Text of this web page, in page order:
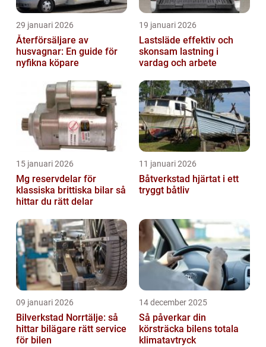
29 januari 2026
Återförsäljare av
husvagnar: En guide för
nyfikna köpare
19 januari 2026
Lastsläde effektiv och
skonsam lastning i
vardag och arbete
15 januari 2026
Mg reservdelar för
klassiska brittiska bilar så
hittar du rätt delar
11 januari 2026
Båtverkstad hjärtat i ett
tryggt båtliv
09 januari 2026
Bilverkstad Norrtälje: så
hittar bilägare rätt service
för bilen
14 december 2025
Så påverkar din
körsträcka bilens totala
klimatavtryck